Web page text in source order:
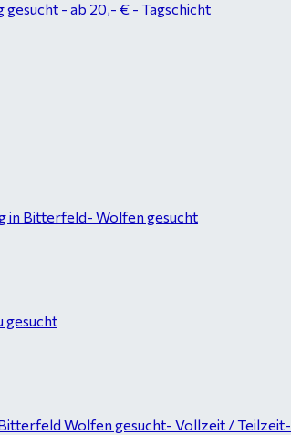
- ab 20,- € - Tagschicht
in Bitterfeld- Wolfen gesucht
gesucht
Wolfen gesucht- Vollzeit / Teilzeit-